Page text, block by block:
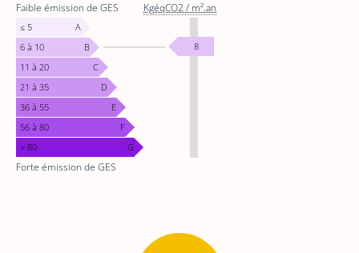
DE
GAZ
EFFET
DE
SERRE
Faible émission de GES KgéqCO2 / m².an
≤ 5
A
6 à 10
B
11 à 20
C
21 à 35
D
36 à 55
E
56 à 80
F
> 80
G
8KgéqCO2
Forte émission de GES